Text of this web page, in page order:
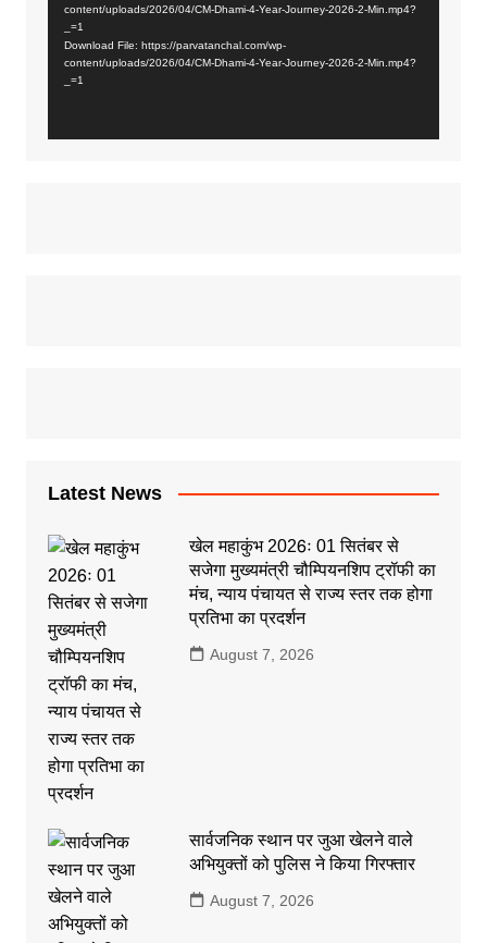
content/uploads/2026/04/CM-Dhami-4-Year-Journey-2026-2-Min.mp4?
_=1
Download File: https://parvatanchal.com/wp-
content/uploads/2026/04/CM-Dhami-4-Year-Journey-2026-2-Min.mp4?
_=1
Latest News
खेल महाकुंभ 2026ः 01 सितंबर से
सजेगा मुख्यमंत्री चौम्पियनशिप ट्रॉफी का
मंच, न्याय पंचायत से राज्य स्तर तक होगा
प्रतिभा का प्रदर्शन
August 7, 2026
सार्वजनिक स्थान पर जुआ खेलने वाले
अभियुक्तों को पुलिस ने किया गिरफ्तार
August 7, 2026